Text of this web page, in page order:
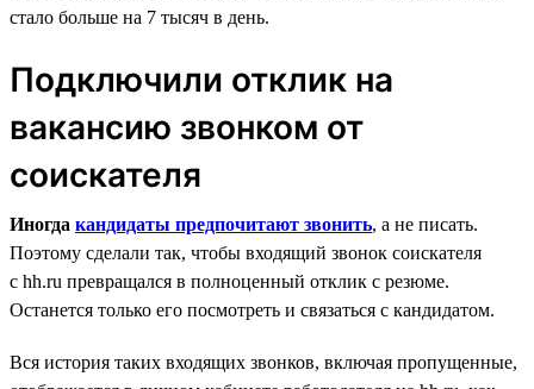
стало больше на 7 тысяч в день.
Подключили отклик на
вакансию звонком от
соискателя
Иногда кандидаты предпочитают звонить, а не писать.
Поэтому сделали так, чтобы входящий звонок соискателя
с hh.ru превращался в полноценный отклик с резюме.
Останется только его посмотреть и связаться с кандидатом.
Вся история таких входящих звонков, включая пропущенные,